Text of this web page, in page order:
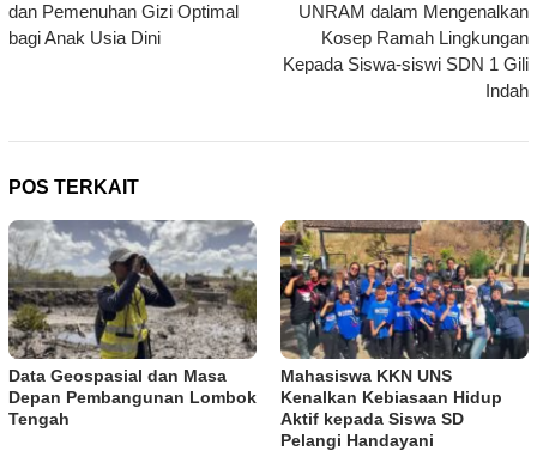
dan Pemenuhan Gizi Optimal
bagi Anak Usia Dini
UNRAM dalam Mengenalkan
Kosep Ramah Lingkungan
Kepada Siswa-siswi SDN 1 Gili
Indah
POS TERKAIT
Data Geospasial dan Masa
Depan Pembangunan Lombok
Tengah
Mahasiswa KKN UNS
Kenalkan Kebiasaan Hidup
Aktif kepada Siswa SD
Pelangi Handayani